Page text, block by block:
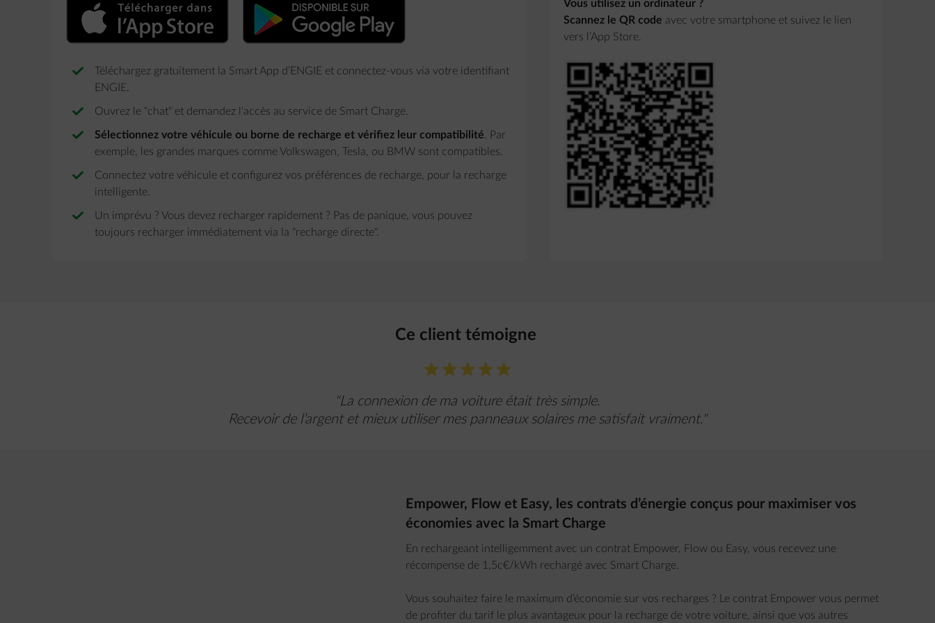
Téléchargez gratuitement la Smart App d’ENGIE et connectez-vous via votre identifiant
ENGIE. ​
Ouvrez le "chat" et demandez l'accès au service de Smart Charge.
Sélectionnez votre véhicule ou borne de recharge et vérifiez leur compatibilité . Par
exemple, les grandes marques comme Volkswagen, Tesla, ou BMW sont compatibles. ​
Connectez votre véhicule et configurez vos préférences de recharge, pour la recharge
intelligente.​
Un imprévu ? Vous devez recharger rapidement ? Pas de panique, vous pouvez
toujours recharger immédiatement via la "recharge directe".​
Vous utilisez un ordinateur ?
Scannez le QR code avec votre smartphone et suivez le lien
vers l’App Store.
Ce client témoigne ​
star-fill star-fill star-fill star-fill star-fill
"La connexion de ma voiture était très simple.
Recevoir de l’argent et mieux utiliser mes panneaux solaires​ me satisfait vraiment."
Empower, Flow et Easy, les contrats d’énergie conçus pour maximiser vos
économies avec la Smart Charge
En rechargeant intelligemment avec un contrat Empower, Flow ou Easy, vous recevez une
récompense de 1,5c€/kWh rechargé avec Smart Charge.
Vous souhaitez faire le maximum d’économie sur vos recharges ? Le contrat Empower vous permet
de profiter du tarif le plus avantageux pour la recharge de votre voiture, ainsi que vos autres